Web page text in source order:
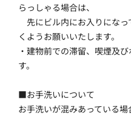
らっしゃる場合は、
先にビル内にお入りにな
くようお願いいたします。
・建物前での滞留、喫煙及
す。
■お手洗いについて
お手洗いが混みあっている場